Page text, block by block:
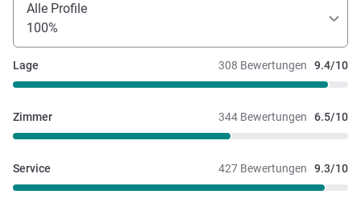
Alle Profile
100%
308 Bewertungen 9.4/10
Lage
344 Bewertungen 6.5/10
Zimmer
427 Bewertungen 9.3/10
Service